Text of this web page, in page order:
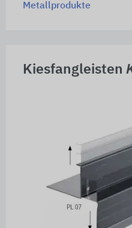
Metallprodukte
Kiesfangleisten